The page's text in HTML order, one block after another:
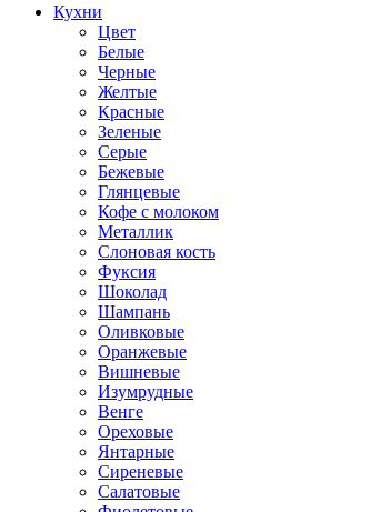
Кухни
Цвет
Белые
Черные
Желтые
Красные
Зеленые
Серые
Бежевые
Глянцевые
Кофе с молоком
Металлик
Слоновая кость
Фуксия
Шоколад
Шампань
Оливковые
Оранжевые
Вишневые
Изумрудные
Венге
Ореховые
Янтарные
Сиреневые
Салатовые